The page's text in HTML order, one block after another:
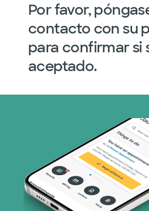
Por favor,
contacto con su
para confirmar si
aceptado.